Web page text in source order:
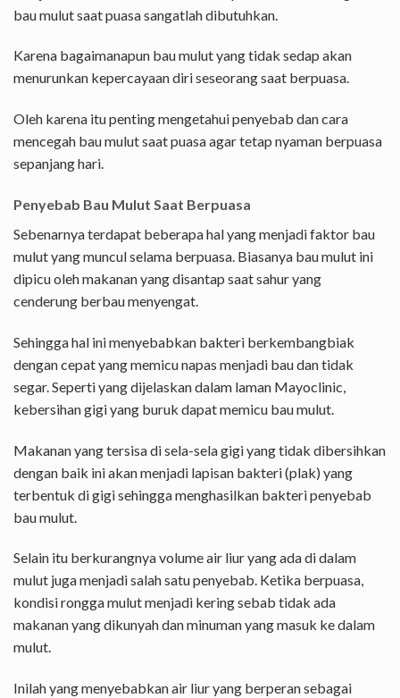
bau mulut saat puasa sangatlah dibutuhkan.
Karena bagaimanapun bau mulut yang tidak sedap akan
menurunkan kepercayaan diri seseorang saat berpuasa.
Oleh karena itu penting mengetahui penyebab dan cara
mencegah bau mulut saat puasa agar tetap nyaman berpuasa
sepanjang hari.
Penyebab Bau Mulut Saat Berpuasa
Sebenarnya terdapat beberapa hal yang menjadi faktor bau
mulut yang muncul selama berpuasa. Biasanya bau mulut ini
dipicu oleh makanan yang disantap saat sahur yang
cenderung berbau menyengat.
Sehingga hal ini menyebabkan bakteri berkembangbiak
dengan cepat yang memicu napas menjadi bau dan tidak
segar. Seperti yang dijelaskan dalam laman Mayoclinic,
kebersihan gigi yang buruk dapat memicu bau mulut.
Makanan yang tersisa di sela-sela gigi yang tidak dibersihkan
dengan baik ini akan menjadi lapisan bakteri (plak) yang
terbentuk di gigi sehingga menghasilkan bakteri penyebab
bau mulut.
Selain itu berkurangnya volume air liur yang ada di dalam
mulut juga menjadi salah satu penyebab. Ketika berpuasa,
kondisi rongga mulut menjadi kering sebab tidak ada
makanan yang dikunyah dan minuman yang masuk ke dalam
mulut.
Inilah yang menyebabkan air liur yang berperan sebagai